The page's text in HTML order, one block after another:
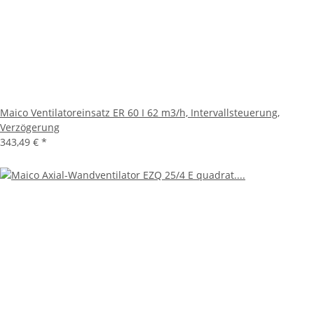
Maico Ventilatoreinsatz ER 60 I 62 m3/h, Intervallsteuerung,
Verzögerung
343,49 € *